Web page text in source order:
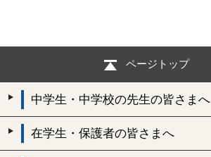
ページトップ
中学生・中学校の先生の皆さまへ
在学生・保護者の皆さまへ